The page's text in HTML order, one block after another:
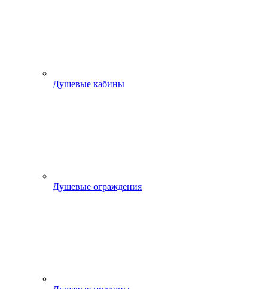
Душевые кабины
Душевые ограждения